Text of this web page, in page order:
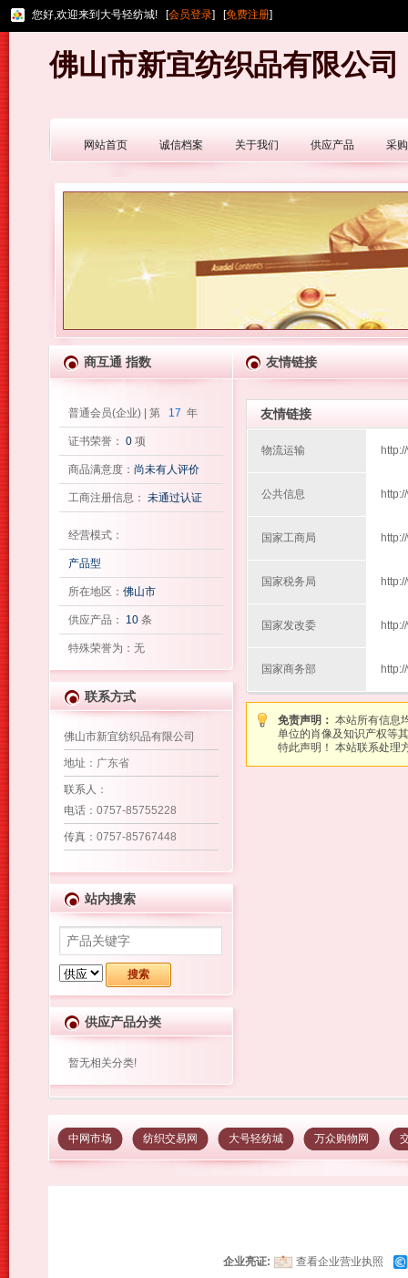
您好,欢迎来到大号轻纺城! [会员登录] [免费注册]
佛山市新宜纺织品有限公司
网站首页 诚信档案 关于我们 供应产品 采
商互通 指数 友情链接
普通会员(企业) | 第 17 年
证书荣誉： 0 项
商品满意度： 尚未有人评价
工商注册信息： 未通过认证
经营模式：
产品型
所在地区： 佛山市
供应产品： 10 条
特殊荣誉为：无
联系方式
佛山市新宜纺织品有限公司
地址 ：广东省
联系人 ：
电话 ：0757-85755228
传真 ：0757-85767448
站内搜索
供应产品分类
暂无相关分类!
友情链接
物流运输
公共信息
国家工商局
国家税务局
国家发改委
国家商务部
免责声明： 本站所有信息
单位的肖像及知识产权等
特此声明！ 本站联系处理
中网市场 纺织交易网 大号轻纺城 万众购物网
企业亮证: 查看企业营业执照